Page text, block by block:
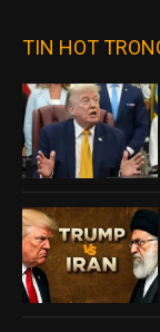
TIN HOT